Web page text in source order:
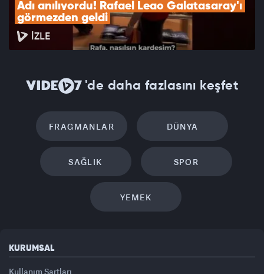
Adı anılıyordu! Rafael Leao Galatasaray'ı
görmezden geldi
İZLE
'de daha fazlasını keşfet
FRAGMANLAR DÜNYA
SAĞLIK SPOR
YEMEK
KURUMSAL
Kullanım Şartları